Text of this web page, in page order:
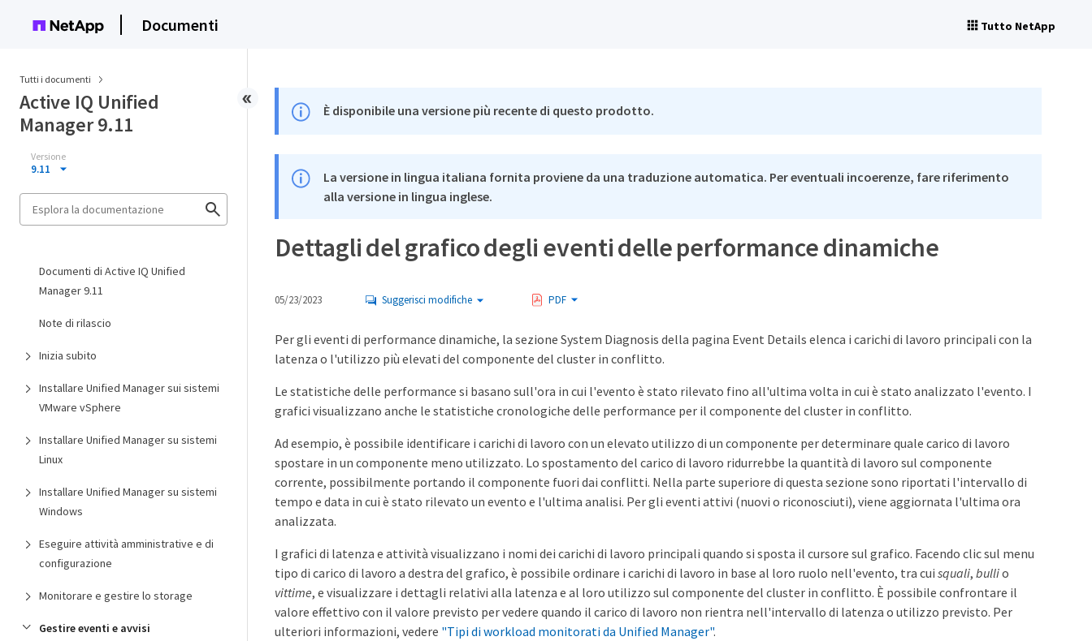
Documenti Tutto NetApp
Tutti i documenti
Active IQ Unified
Manager 9.11
Versione
9.11
Documenti di Active IQ Unified
Manager 9.11
Note di rilascio
Inizia subito
Installare Unified Manager sui sistemi
VMware vSphere
Installare Unified Manager su sistemi
Linux
Installare Unified Manager su sistemi
Windows
Eseguire attività amministrative e di
configurazione
Monitorare e gestire lo storage
Gestire eventi e avvisi
È disponibile una versione più recente di questo prodotto.
La versione in lingua italiana fornita proviene da una traduzione automatica. Per eventuali incoerenze, fare riferimento
alla versione in lingua inglese.
Dettagli del grafico degli eventi delle performance dinamiche
05/23/2023 Suggerisci modifiche PDF
Per gli eventi di performance dinamiche, la sezione System Diagnosis della pagina Event Details elenca i carichi di lavoro principali con la
latenza o l'utilizzo più elevati del componente del cluster in conflitto.
Le statistiche delle performance si basano sull'ora in cui l'evento è stato rilevato fino all'ultima volta in cui è stato analizzato l'evento. I
grafici visualizzano anche le statistiche cronologiche delle performance per il componente del cluster in conflitto.
Ad esempio, è possibile identificare i carichi di lavoro con un elevato utilizzo di un componente per determinare quale carico di lavoro
spostare in un componente meno utilizzato. Lo spostamento del carico di lavoro ridurrebbe la quantità di lavoro sul componente
corrente, possibilmente portando il componente fuori dai conflitti. Nella parte superiore di questa sezione sono riportati l'intervallo di
tempo e data in cui è stato rilevato un evento e l'ultima analisi. Per gli eventi attivi (nuovi o riconosciuti), viene aggiornata l'ultima ora
analizzata.
I grafici di latenza e attività visualizzano i nomi dei carichi di lavoro principali quando si sposta il cursore sul grafico. Facendo clic sul menu
tipo di carico di lavoro a destra del grafico, è possibile ordinare i carichi di lavoro in base al loro ruolo nell'evento, tra cui squali, bullio
vittime, e visualizzare i dettagli relativi alla latenza e al loro utilizzo sul componente del cluster in conflitto. È possibile confrontare il
valore effettivo con il valore previsto per vedere quando il carico di lavoro non rientra nell'intervallo di latenza o utilizzo previsto. Per
ulteriori informazioni, vedere "Tipi di workload monitorati da Unified Manager".